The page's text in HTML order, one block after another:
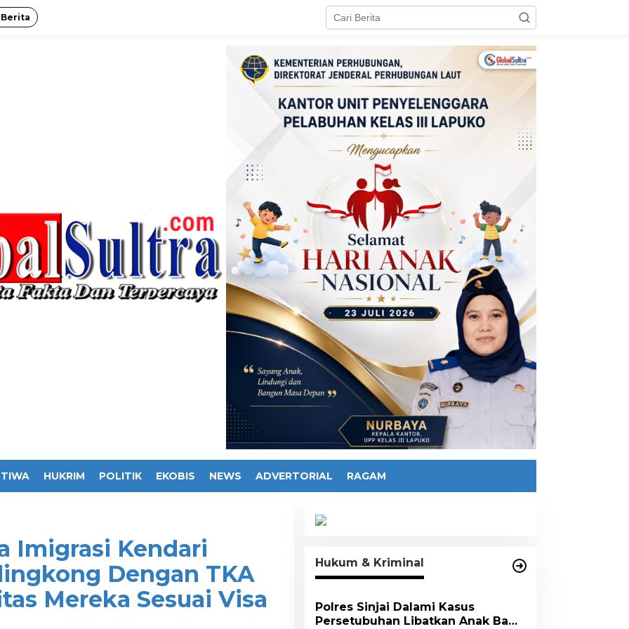
HUKRIM POLITIK EKOBIS NEWS ADVERTORIAL RAGAM
Imigrasi Kendari
Dengan TKA
Mereka Sesuai Visa
Hukum & Kriminal
Polres Sinjai Dalami Kasus
Persetubuhan Libatkan Anak Bawa